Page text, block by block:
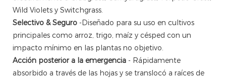
Wild Violets y Switchgrass.
Selectivo & Seguro -Diseñado para su uso en cultivos
principales como arroz, trigo, maíz y césped con un
impacto mínimo en las plantas no objetivo.
Acción posterior a la emergencia - Rápidamente
absorbido a través de las hojas y se translocó a raíces de